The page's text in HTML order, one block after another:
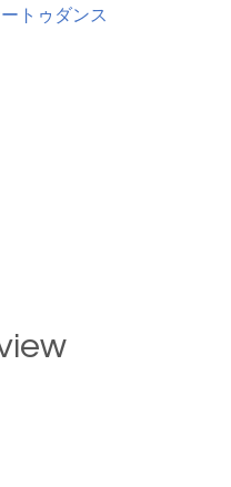
トゥダンス